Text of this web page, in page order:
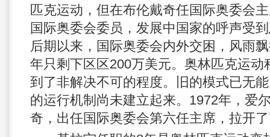
匹克运动，但在布伦戴奇任国际奥委会
国际奥委会委员，发展中国家的呼声受
后期以来，国际奥委会内外交困，风雨
年只剩下区区200万美元。奥林匹克运
到了非解决不可的程度。旧的模式已无
的运行机制尚未建立起来。1972年，爱
奇，出任国际奥委会第六任主席，拉开